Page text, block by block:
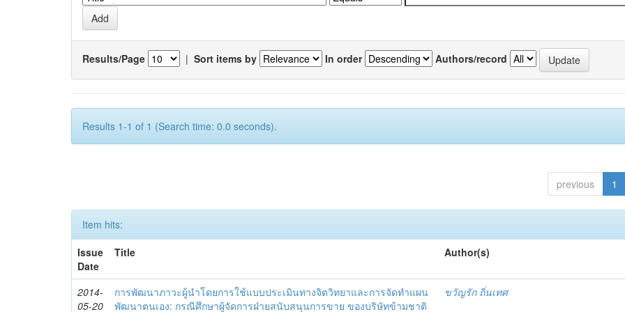
Results/Page | Sort items by In order Authors/record
Results 1-1 of 1 (Search time: 0.0 seconds).
previous 1
Item hits:
Issue
Date
Title Author(s)
2014-
05-20
การพัฒนาภาวะผู้นำโดยการใช้แบบประเมินทางจิตวิทยาและการจัดทำแผน
พัฒนาตนเอง: กรณีศึกษาผู้จัดการฝ่ายสนับสนุนการขาย ของบริษัทข้ามชาติ
ขวัญรัก ถิ่นเทศ